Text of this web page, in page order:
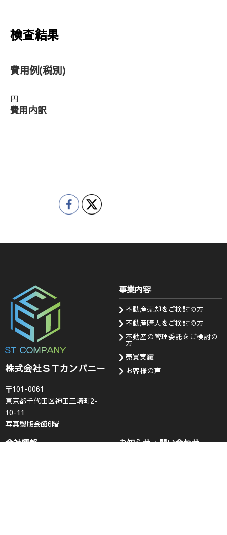
検査結果
費用例(税別)
円
費用内訳
株式会社ＳＴカンパニー
〒101-0061
東京都千代田区神田三崎町2-
10-11
写真製版会館6階
事業内容
不動産売却をご検討の方
不動産購入をご検討の方
不動産の管理委託をご検討の
方
売買実績
お客様の声
会社情報 お知らせ・問い合わせ